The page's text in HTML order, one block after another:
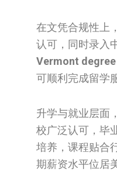
在文凭合规性上
认可，同时录入
Vermont
可顺利完成留学
升学与就业层面
校广泛认可，毕
培养，课程贴合
期薪资水平位居